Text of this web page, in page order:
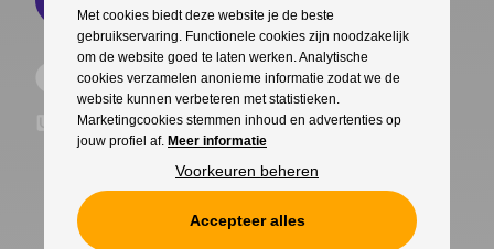
Met cookies biedt deze website je de beste
gebruikservaring. Functionele cookies zijn noodzakelijk
om de website goed te laten werken. Analytische
cookies verzamelen anonieme informatie zodat we de
website kunnen verbeteren met statistieken.
Marketingcookies stemmen inhoud en advertenties op
jouw profiel af. Meer informatie
Voorkeuren beheren
Accepteer alles